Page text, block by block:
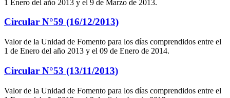
1 Enero del año 2013 y el 9 de Marzo de 2013.
Circular N°59 (16/12/2013)
Valor de la Unidad de Fomento para los días comprendidos entre el
1 de Enero del año 2013 y el 09 de Enero de 2014.
Circular N°53 (13/11/2013)
Valor de la Unidad de Fomento para los días comprendidos entre el